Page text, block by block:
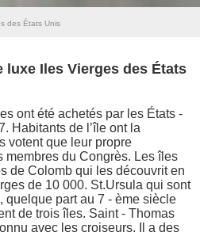
des États Unis
luxe Iles Vierges des États
ont été achetés par les États -
Habitants de l’île ont la
votent que leur propre
membres du Congrès. Les îles
de Colomb qui les découvrit en
de 10 000. St.Ursula qui sont
quelque part au 7 - ème siècle
de trois îles. Saint - Thomas
avec les croiseurs. Il a des